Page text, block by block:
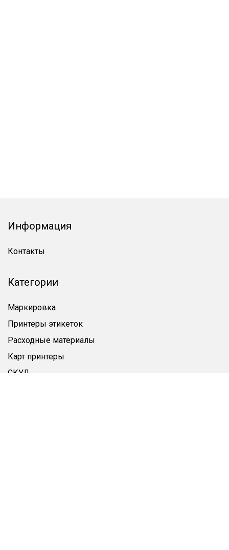
Информация
Контакты
Категории
Маркировка
Принтеры этикеток
Расходные материалы
Карт принтеры
СКУД